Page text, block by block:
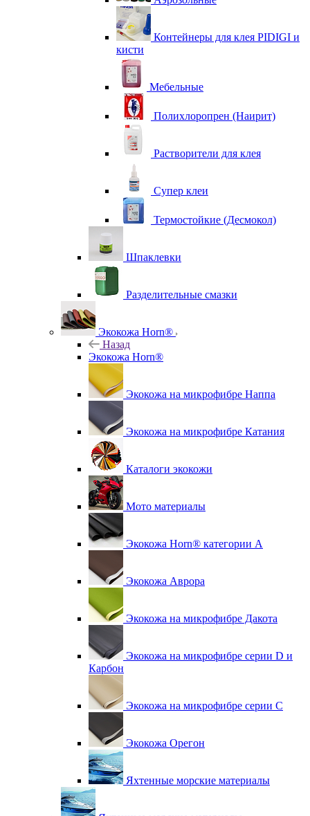
Контейнеры для клея PIDIGI и
кисти
Мебельные
Полихлоропрен (Наирит)
Растворители для клея
Супер клеи
Термостойкие (Десмокол)
Шпаклевки
Разделительные смазки
Экокожа Horn®
Назад
Экокожа Horn®
Экокожа на микрофибре Наппа
Экокожа на микрофибре Катания
Каталоги экокожи
Мото материалы
Экокожа Horn® категории A
Экокожа Аврора
Экокожа на микрофибре Дакота
Экокожа на микрофибре серии D и
Карбон
Экокожа на микрофибре серии С
Экокожа Орегон
Яхтенные морские материалы